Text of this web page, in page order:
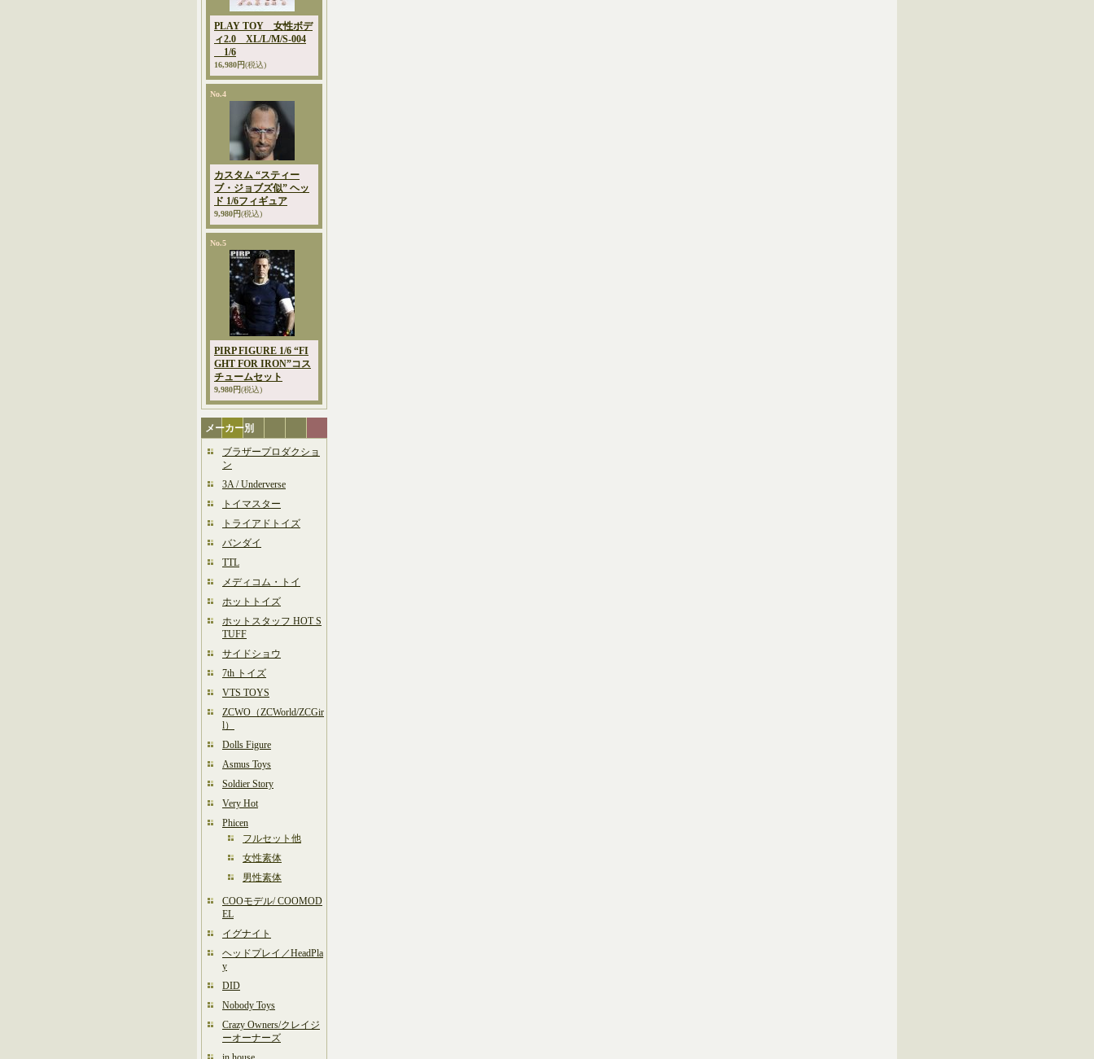
PLAY TOY 女性ボデ
ィ2.0 XL/L/M/S-004
1/6
16,980円(税込)
No.4
カスタム “スティー
ブ・ジョブズ似” ヘッ
ド 1/6フィギュア
9,980円(税込)
No.5
PIRP FIGURE 1/6 “FI
GHT FOR IRON”コス
チュームセット
9,980円(税込)
メーカー別
ブラザープロダクショ
ン
3A / Underverse
トイマスター
トライアドトイズ
バンダイ
TTL
メディコム・トイ
ホットトイズ
ホットスタッフ HOT S
TUFF
サイドショウ
7th トイズ
VTS TOYS
ZCWO（ZCWorld/ZCGir
l）
Dolls Figure
Asmus Toys
Soldier Story
Very Hot
Phicen
フルセット他
女性素体
男性素体
COOモデル/ COOMOD
EL
イグナイト
ヘッドプレイ／HeadPla
y
DID
Nobody Toys
Crazy Owners/クレイジ
ーオーナーズ